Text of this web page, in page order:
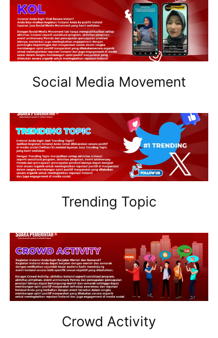
Social Media Movement
Trending Topic
Crowd Activity